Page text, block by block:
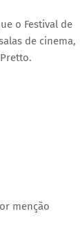
o Festival de
de cinema,
menção